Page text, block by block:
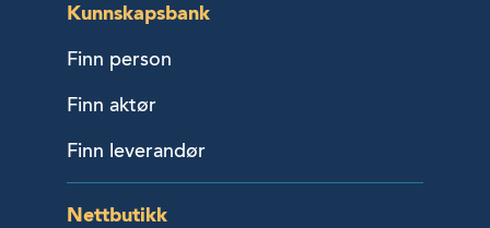
Kunnskapsbank
Finn person
Finn aktør
Finn leverandør
Nettbutikk